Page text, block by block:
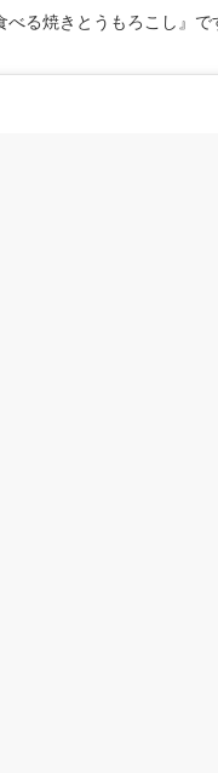
る焼きとうもろこし』で